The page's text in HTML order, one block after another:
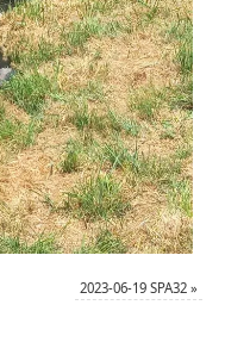
2023-06-19 SPA32 »